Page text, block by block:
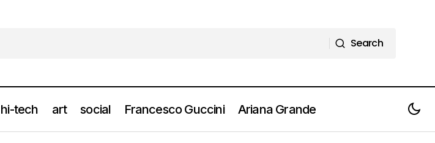
Search
hi-tech art social Francesco Guccini Ariana Grande